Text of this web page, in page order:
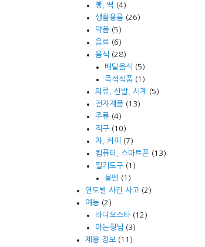
빵, 떡 (4)
생활용품(26)
약품(5)
음료(6)
음식 (28)
배달음식 (5)
즉석식품(1)
의류, 신발, 시계
(5)
전자제품(13)
주류(4)
직구(10)
차, 커피
(7)
컴퓨터, 스마트폰(13)
필기도구(1)
볼펜 (1)
연도별 사건 사고 (2)
예능 (2)
라디오스타(12)
아는형님 (3)
채용 정보 (11)